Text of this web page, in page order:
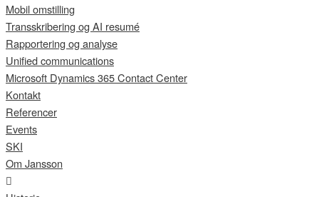
Mobil omstilling
Transskribering og AI resumé
Rapportering og analyse
Unified communications
Microsoft Dynamics 365 Contact Center
Kontakt
Referencer
Events
SKI
Om Jansson